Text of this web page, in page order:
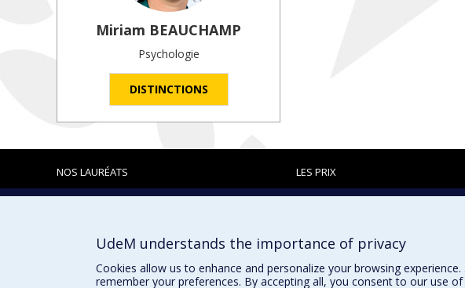
Miriam BEAUCHAMP
Psychologie
DISTINCTIONS
NOS LAURÉATS LES PRIX
UdeM understands the importance of privacy
Cookies allow us to enhance and personalize your browsing
remember your preferences. By accepting all, you consent to our use